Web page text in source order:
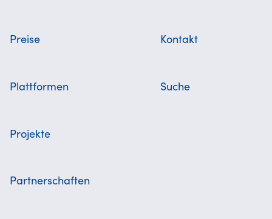
Preise
Plattformen
Projekte
Partnerschaften
Kontakt
Suche